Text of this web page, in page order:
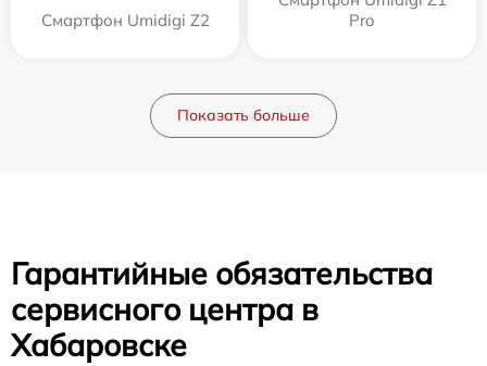
Смартфон Umidigi Z2
Pro
Показать больше
Гарантийные обязательства
сервисного центра в
Хабаровске